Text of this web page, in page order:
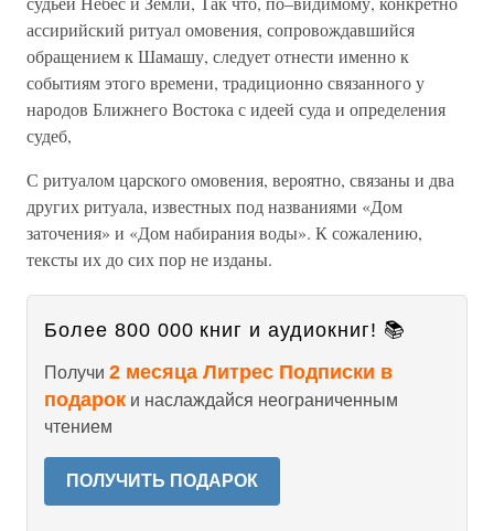
ассирийский ритуал омовения, сопровождавшийся
обращением к Шамашу, следует отнести именно к
событиям этого времени, традиционно связанного у
народов Ближнего Востока с идеей суда и определения
судеб,
С ритуалом царского омовения, вероятно, связаны и два
других ритуала, известных под названиями «Дом
заточения» и «Дом набирания воды». К сожалению,
тексты их до сих пор не изданы.
Более 800 000 книг и аудиокниг! 📚
Получи 2 месяца Литрес Подписки в
подарок и наслаждайся неограниченным
чтением
ПОЛУЧИТЬ ПОДАРОК